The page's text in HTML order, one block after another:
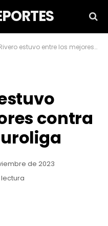
estuvo entre los mejores contra en Barça en Euroliga
contra
de 2023